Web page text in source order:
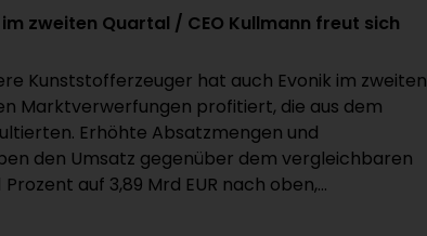
zweiten Quartal / CEO Kullmann freut sich
Kunststofferzeuger hat auch Evonik im zweiten
Marktverwerfungen profitiert, die aus dem
Erhöhte Absatzmengen und
den Umsatz gegenüber dem vergleichbaren
auf 3,89 Mrd EUR nach oben,...